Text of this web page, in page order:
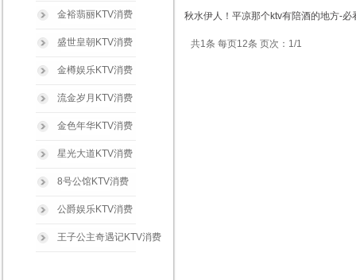
秋水伊人！平凉那个ktv有陪酒的地方-
共1条 每页12条 页次：1/1
金裕翡丽KTV消费
盛世皇朝KTV消费
金樽娱乐KTV消费
流金岁月KTV消费
金色年华KTV消费
星光大道KTV消费
8号公馆KTV消费
公爵娱乐KTV消费
王子公主奇遇记KTV消费